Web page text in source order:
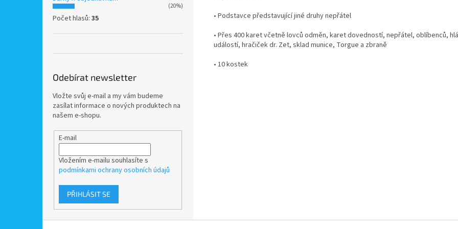
(20%)
Počet hlasů: 35
Odebírat newsletter
Vložte svůj e-mail a my vám budeme
zasílat informace o nových produktech na
našem e-shopu.
E-mail
Vložením e-mailu souhlasíte s
podmínkami ochrany osobních údajů
PŘIHLÁSIT SE
• Podstavce představující jiné druhy nepřátel
• Přes 400 karet včetně lovců odměn, karet dovedností, nepřátel, oblíbenců,
událostí, hračiček dr. Zet, sklad munice, Torgue a zbraně
• 10 kostek